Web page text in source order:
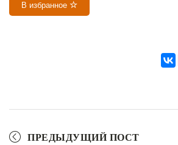
В избранное
ПРЕДЫДУЩИЙ ПОСТ